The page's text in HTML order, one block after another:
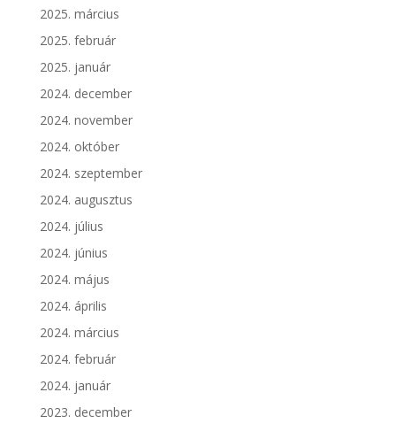
2025. március
2025. február
2025. január
2024. december
2024. november
2024. október
2024. szeptember
2024. augusztus
2024. július
2024. június
2024. május
2024. április
2024. március
2024. február
2024. január
2023. december